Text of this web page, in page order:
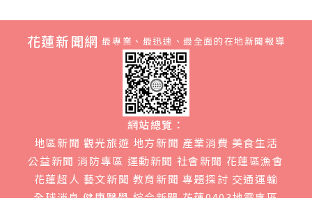
花蓮新聞網 最專業、最迅速、最全面的在地新聞報導
網站總覽：
地區新聞 觀光旅遊 地方新聞 產業消費 美食生活
公益新聞 消防專區 運動新聞 社會新聞 花蓮區漁會
花蓮超人 藝文新聞 教育新聞 專題探討 交通運輸